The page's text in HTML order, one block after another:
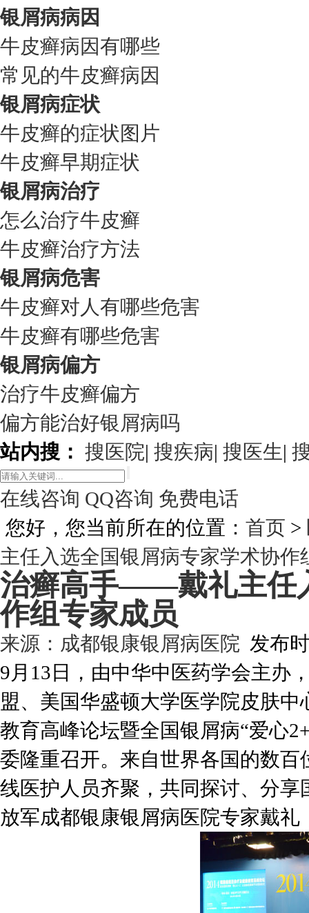
银屑病病因
牛皮癣病因有哪些
常见的牛皮癣病因
银屑病症状
牛皮癣的症状图片
牛皮癣早期症状
银屑病治疗
怎么治疗牛皮癣
牛皮癣治疗方法
银屑病危害
牛皮癣对人有哪些危害
牛皮癣有哪些危害
银屑病偏方
治疗牛皮癣偏方
偏方能治好银屑病吗
站内搜： 搜医院| 搜疾病| 搜医生|
在线咨询 QQ咨询 免费电话
您好，您当前所在的位置： 首页 >
主任入选全国银屑病专家学术协作
治癣高手——戴礼主任
作组专家成员
来源： 成都银康银屑病医院 发布
9月13日，由中华中医药学会主办
盟、美国华盛顿大学医学院皮肤
教育高峰论坛暨全国银屑病“爱心
委隆重召开。来自世界各国的数
线医护人员齐聚，共同探讨、分
放军成都银康银屑病医院专家戴